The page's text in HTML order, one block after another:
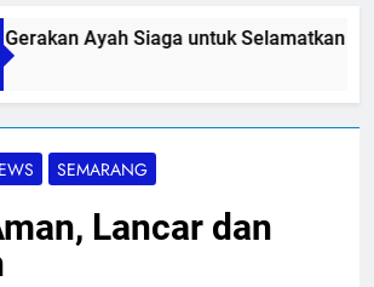
Ayah Siaga untuk Selamatkan Ibu
SEMARANG
Lancar dan